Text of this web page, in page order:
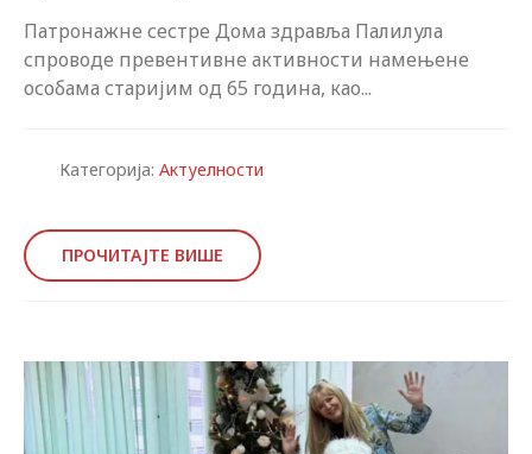
Патронажне сестре Дома здравља Палилула
спроводе превентивне активности намењене
особама старијим од 65 година, као...
Категорија: Актуелности
ПРОЧИТАЈТЕ ВИШЕ